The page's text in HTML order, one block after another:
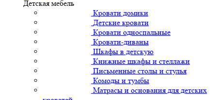
Детская мебель
Кровати домики
Детские кровати
Кровати односпальные
Кровати-диваны
Шкафы в детскую
Книжные шкафы и стеллажи
Письменные столы и стулья
Комоды и тумбы
Матрасы и основания для детских